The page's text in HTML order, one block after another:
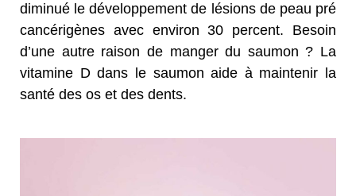
diminué le développement de lésions de peau pré
cancérigènes avec environ 30 percent. Besoin
d’une autre raison de manger du saumon ? La
vitamine D dans le saumon aide à maintenir la
santé des os et des dents.